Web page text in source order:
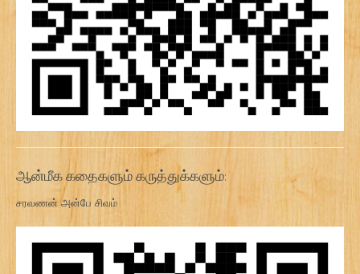
ஆன்மீக கதைகளும் கருத்துக்களும்:
சரவணன் அன்பே சிவம்